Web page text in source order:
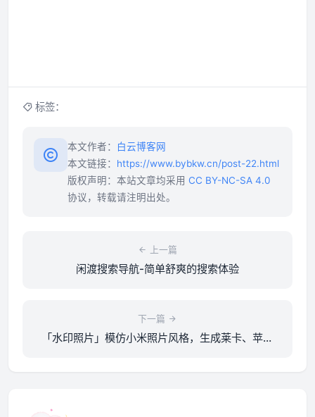
标签：
本文作者：
白云博客网
本文链接： https://www.bybkw.cn/post-22.html
版权声明：本站文章均采用 CC BY-NC-SA 4.0
协议，转载请注明出处。
上一篇
闲渡搜索导航-简单舒爽的搜索体验
下一篇
「水印照片」模仿小米照片风格，生成莱卡、苹果